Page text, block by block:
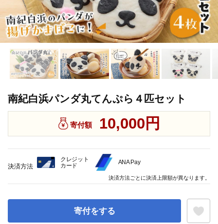
南紀白浜パンダ丸てんぷら４匹セット
寄付額 10,000円
寄付をする
決済方法
クレジット
カード
ANA Pay
決済方法ごとに決済上限額が異なります。